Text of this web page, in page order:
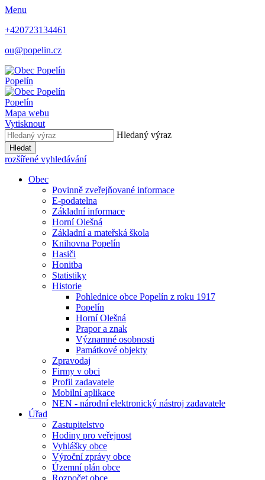
Menu
+420723134461
ou@popelin.cz
Popelín
Popelín
Mapa webu
Vytisknout
Hledaný výraz
Hledat
rozšířené vyhledávání
Obec
Povinně zveřejňované informace
E-podatelna
Základní informace
Horní Olešná
Základní a mateřská škola
Knihovna Popelín
Hasiči
Honitba
Statistiky
Historie
Pohlednice obce Popelín z roku 1917
Popelín
Horní Olešná
Prapor a znak
Významné osobnosti
Památkové objekty
Zpravodaj
Firmy v obci
Profil zadavatele
Mobilní aplikace
NEN - národní elektronický nástroj zadavatele
Úřad
Zastupitelstvo
Hodiny pro veřejnost
Vyhlášky obce
Výroční zprávy obce
Územní plán obce
Rozpočet obce